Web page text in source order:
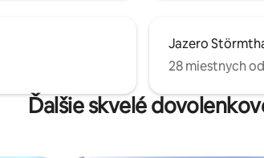
Jazero
28 miestnych
Ďalšie skvelé